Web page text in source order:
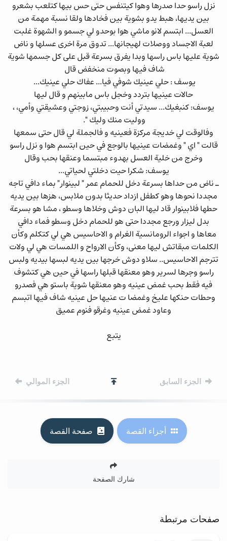
نزل راسو حدا صدرها وهوا كيتنفس حتى حس بيها كتلعب بشعرو
بين يديها، هبط يدو بشوية بين فخادها ولقا نسبة مهمة من
العسل... ابتسم لانو ماشي هوا بوحدو لي جسمو و الشهوة غلبت
لعبة الاجساد ووصلات لهيجانها... تدوق مرة اخرى عسلها و ناض
شوية عليها باس راسها وبدا يفرق بسرعة قبل على كل جسمها شوية
شاف فيها وبصوت منخفض قال
يوسف : حلي عينيك شوفي فيا... عفاك حلي عينيك...
حالات عينيها بتردد وخجل باس مابينهم و قال ليها
يوسف: كنبغيك... سيدتي أنت وحبيبتي، زوجتي وعشيقتي وأمي، ،
ووليت منك وليك ".
وفالوقت لي خديجة مركزة فعينيه و فالجملة لي قال حتى سمعها
قالت " اي " وغمضات عينيها بالوجع في حين ابتسم هوا و نزل راسو
وخرج من خلية العسل بهدوء مبتسما وعنقها بحب وقال
يوسف: شكرا حيت دخلتي لحياتي...
ـ ناض من حداها بسرعة دخل للحمام عمر " لبينوار" بماء دافي تاجه
مجددا نحوها وهو كطفل ازداد حديثا بدون ملابس، هزها بين يديه
حطها فلابينوار قاد ليها البان دوش وخلاها وسطو ، مشا هو بسرعة
بدل ليزار ورجع مجددا حتى هو للحمام دخل وسطو فماء دافي
معاها و اجواء الرومانسية الغرام و الاحاسيس هي لي كتكلم وكأن
الكلمات مبقاتش ليها معنى، وكأن الارواح و اللمسات هي لي ولات
تترجم الاحاسيس.. سلاو دوش خرجها بين يديه لبسها بيديه ولبس
راسو وجرها لسرير وهو معنقها قبلها راسها في حين هي كتشوف
فيه فقط بحب غمض عينيه وهو معنقها شوية باستو هي فصدرو
وحطات حنكها عليخ وغمضا ت عنيها حل عينيه شاف فيها اتبسم
وعاود غمض عينيه وغرقو فنوم عميق
يتبع
التنقل بين الأجزاء
الجزء السابق الجزء الموالي
أجزاء القصة صفحة القصة
شارك الصفحة
صفحات مرتبطة